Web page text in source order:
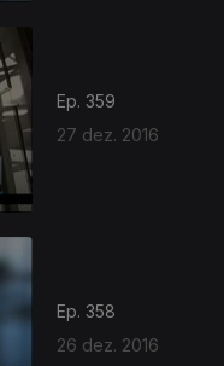
Ep. 359
27 dez. 2016
Ep. 358
26 dez. 2016